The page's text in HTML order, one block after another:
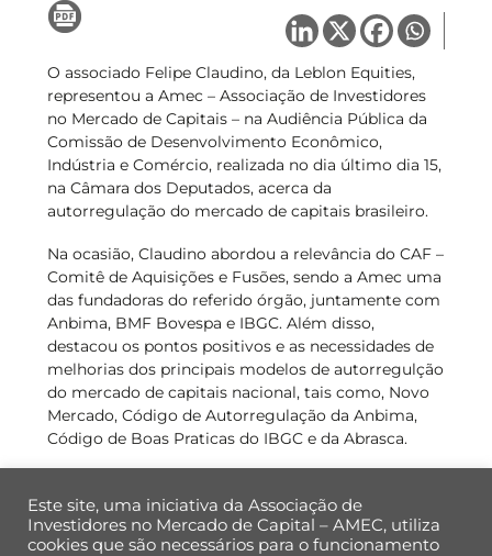
O associado Felipe Claudino, da Leblon Equities,
representou a Amec – Associação de Investidores
no Mercado de Capitais – na Audiência Pública da
Comissão de Desenvolvimento Econômico,
Indústria e Comércio, realizada no dia último dia 15,
na Câmara dos Deputados, acerca da
autorregulação do mercado de capitais brasileiro.
Na ocasião, Claudino abordou a relevância do CAF –
Comitê de Aquisições e Fusões, sendo a Amec uma
das fundadoras do referido órgão, juntamente com
Anbima, BMF Bovespa e IBGC. Além disso,
destacou os pontos positivos e as necessidades de
melhorias dos principais modelos de autorregulção
do mercado de capitais nacional, tais como, Novo
Mercado, Código de Autorregulação da Anbima,
Código de Boas Praticas do IBGC e da Abrasca.
Este site, uma iniciativa da Associação de
Investidores no Mercado de Capital – AMEC, utiliza
cookies que são necessários para o funcionamento